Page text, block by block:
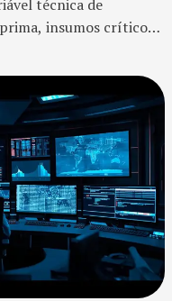
técnica de
insumos críticos,